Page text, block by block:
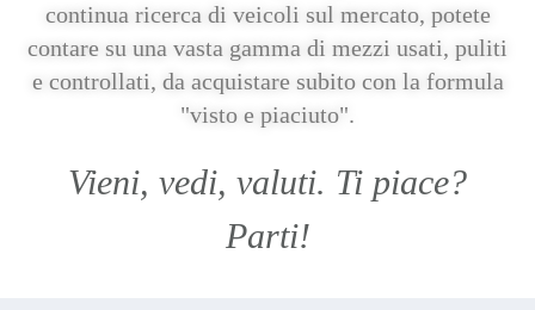
continua ricerca di veicoli sul mercato, potete
contare su una vasta gamma di mezzi usati, puliti
e controllati, da acquistare subito con la formula
"visto e piaciuto".
Vieni, vedi, valuti. Ti piace?
Parti!